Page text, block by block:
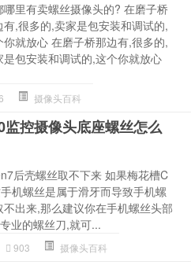
哪里有卖螺丝摄像头的? 在磨子桥
有,很多的,卖家是包安装和调试的,
你就放心 在磨子桥那边有,很多的,
是包安装和调试的,这个你就放心
摄像头百科
监控摄像头底座螺丝怎么
后壳螺丝取不下来 如果梅花槽C
机螺丝是属于滑牙而导致手机螺
不出来,那么建议你在手机螺丝头部
业的螺丝刀,就可...
903 摄像头百科